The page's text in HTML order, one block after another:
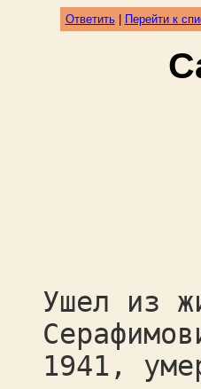
Ответить| Перейти к
Ушел из
1941,